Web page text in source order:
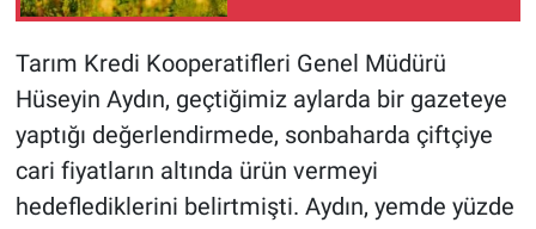
Tarım Kredi Kooperatifleri Genel Müdürü
Hüseyin Aydın, geçtiğimiz aylarda bir gazeteye
yaptığı değerlendirmede, sonbaharda çiftçiye
cari fiyatların altında ürün vermeyi
hedeflediklerini belirtmişti. Aydın, yemde yüzde